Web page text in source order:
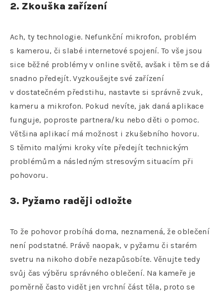
2. Zkouška zařízení
Ach, ty technologie. Nefunkční mikrofon, problém
s kamerou, či slabé internetové spojení. To vše jsou
sice běžné problémy v online světě, avšak i těm se dá
snadno předejít. Vyzkoušejte své zařízení
v dostatečném předstihu, nastavte si správně zvuk,
kameru a mikrofon. Pokud nevíte, jak daná aplikace
funguje, poproste partnera/ku nebo děti o pomoc.
Většina aplikací má možnost i zkušebního hovoru.
S těmito malými kroky víte předejít technickým
problémům a následným stresovým situacím při
pohovoru.
3. Pyžamo raději odložte
To že pohovor probíhá doma, neznamená, že oblečení
není podstatné. Právě naopak, v pyžamu či starém
svetru na nikoho dobře nezapůsobíte. Věnujte tedy
svůj čas výběru správného oblečení. Na kameře je
poměrně často vidět jen vrchní část těla, proto se